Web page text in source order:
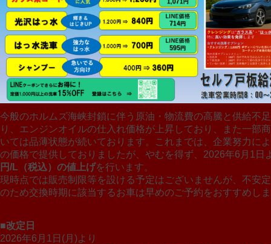
今般のホルムズ海峡封鎖に伴う原油・物流費の高騰と供給不
り、エンジンオイルの仕入れ価格が上昇しており、また一部
いては品薄状態が続いております。これまでは、企業努力に
の価格で提供しておりましたが、やむを得ず、2026年6月1日
円/L（税込）の値上げを行います。
現時点では販売制限等を設ける予定はございませんが、不安
のため交換時期に該当するお車は早めのご予約をおすすめし
■改定日
2026年6月1日(月)より